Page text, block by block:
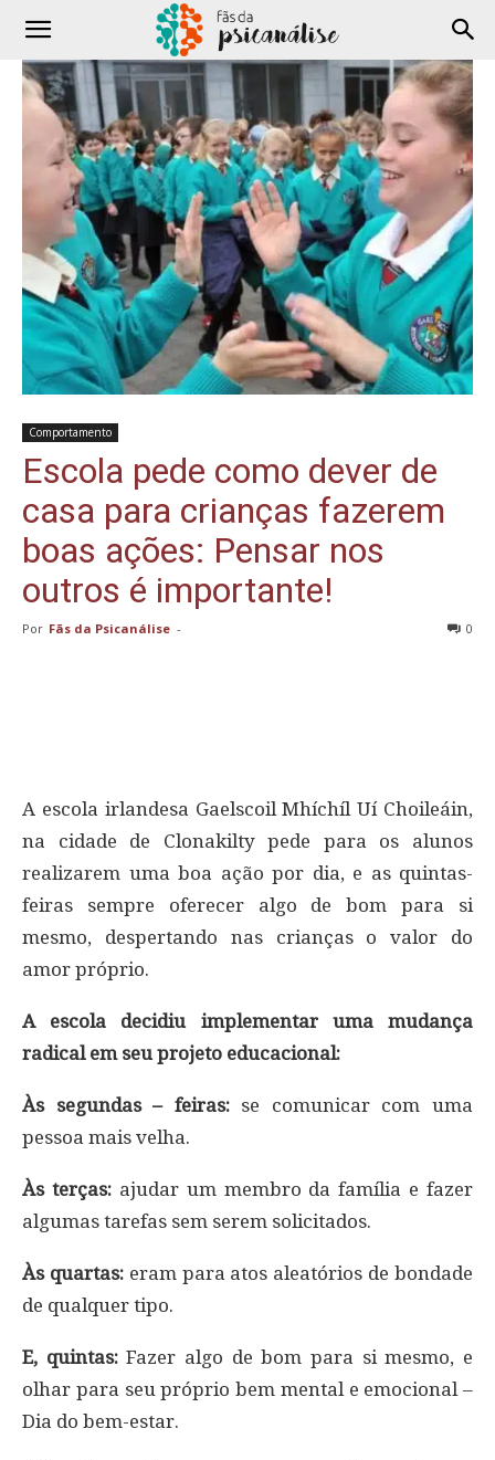
Comportamento
Escola pede como dever de
casa para crianças fazerem
boas ações: Pensar nos
outros é importante!
Por Fãs da Psicanálise - 0
A escola irlandesa Gaelscoil Mhíchíl Uí Choileáin,
na cidade de Clonakilty pede para os alunos
realizarem uma boa ação por dia, e as quintas-
feiras sempre oferecer algo de bom para si
mesmo, despertando nas crianças o valor do
amor próprio.
A escola decidiu implementar uma mudança
radical em seu projeto educacional:
Às segundas – feiras:se comunicar com uma
pessoa mais velha.
Às terças:ajudar um membro da família e fazer
algumas tarefas sem serem solicitados.
Às quartas:eram para atos aleatórios de bondade
de qualquer tipo.
E, quintas:Fazer algo de bom para si mesmo, e
olhar para seu próprio bem mental e emocional –
Dia do bem-estar.